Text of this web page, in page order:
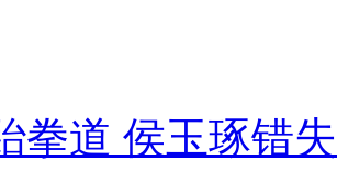
拳道 侯玉琢错